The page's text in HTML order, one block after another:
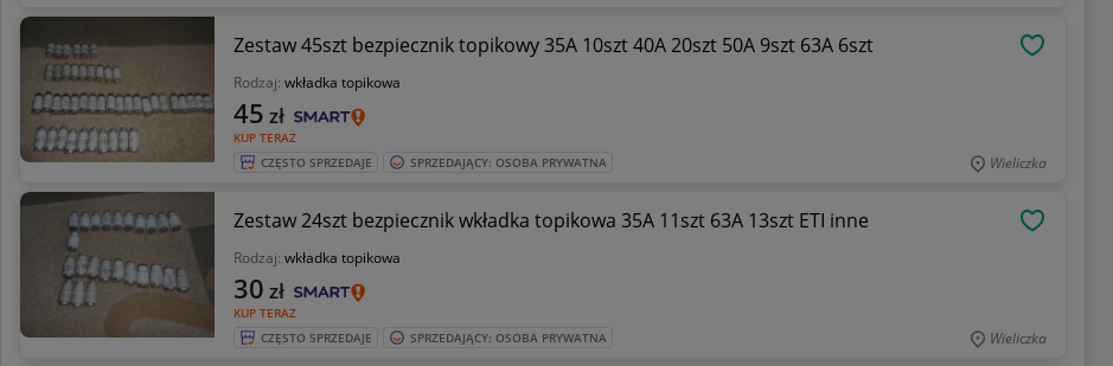
Zestaw 45szt bezpiecznik topikowy 35A 10szt 40A 20szt 50A 9szt 63A 6szt
Rodzaj: wkładka topikowa
KUP TERAZ
45 zł
CZĘSTO SPRZEDAJE SPRZEDAJĄCY: OSOBA PRYWATNA Wieliczka
Zestaw 24szt bezpiecznik wkładka topikowa 35A 11szt 63A 13szt ETI inne
Rodzaj: wkładka topikowa
KUP TERAZ
30 zł
CZĘSTO SPRZEDAJE SPRZEDAJĄCY: OSOBA PRYWATNA Wieliczka